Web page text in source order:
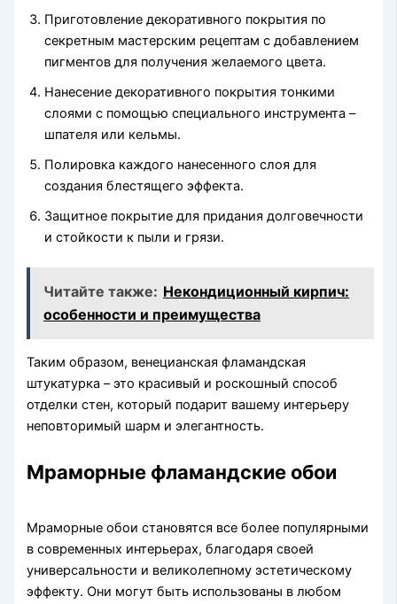
Приготовление декоративного покрытия по
секретным мастерским рецептам с добавлением
пигментов для получения желаемого цвета.
Нанесение декоративного покрытия тонкими
слоями с помощью специального инструмента –
шпателя или кельмы.
Полировка каждого нанесенного слоя для
создания блестящего эффекта.
Защитное покрытие для придания долговечности
и стойкости к пыли и грязи.
Читайте также: Некондиционный кирпич:
особенности и преимущества
Таким образом, венецианская фламандская
штукатурка – это красивый и роскошный способ
отделки стен, который подарит вашему интерьеру
неповторимый шарм и элегантность.
Мраморные фламандские обои
Мраморные обои становятся все более популярными
в современных интерьерах, благодаря своей
универсальности и великолепному эстетическому
эффекту. Они могут быть использованы в любом